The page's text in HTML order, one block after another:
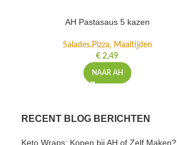
AH Pastasaus 5 kazen
Salades,Pizza, Maaltijden
€ 2,49
NAAR AH
RECENT BLOG BERICHTEN
Keto Wraps: Kopen bij AH of Zelf Maken?